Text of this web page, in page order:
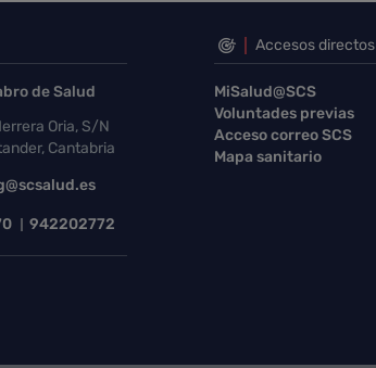
de Salud
Oria, S/N
Cantabria
942202772
Accesos directos
MiSalud@SCS
Voluntades previas
Acceso correo SCS
Mapa sanitario